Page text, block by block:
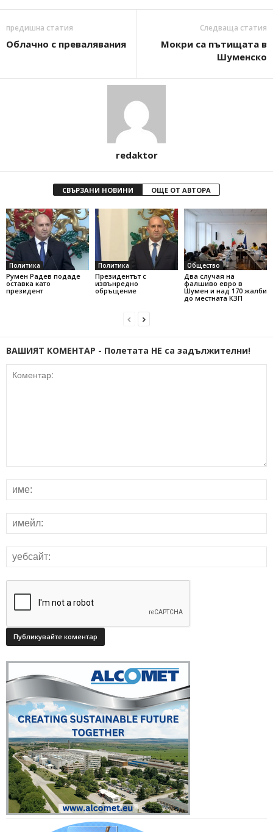
предишна статия
Облачно с превалявания
Следваща статия
Мокри са пътищата в
Шуменско
redaktor
СВЪРЗАНИ НОВИНИ ОЩЕ ОТ АВТОРА
Политика
Румен Радев подаде
оставка като
президент
Политика
Президентът с
извънредно
обръщение
Общество
Два случая на
фалшиво евро в
Шумен и над 170 жалби
до местната КЗП
ВАШИЯТ КОМЕНТАР - Полетата НЕ са задължителни!